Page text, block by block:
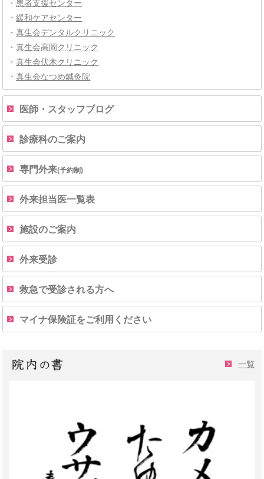
・ 患者支援センター
・緩和ケアセンター
・真生会デンタルクリニック
・真生会高岡クリニック
・真生会伏木クリニック
・真生会なつめ鍼灸院
医師・スタッフブログ
診療科のご案内
専門外来(予約制)
外来担当医一覧表
施設のご案内
外来受診
救急で受診される方へ
マイナ保険証をご利用ください
一覧